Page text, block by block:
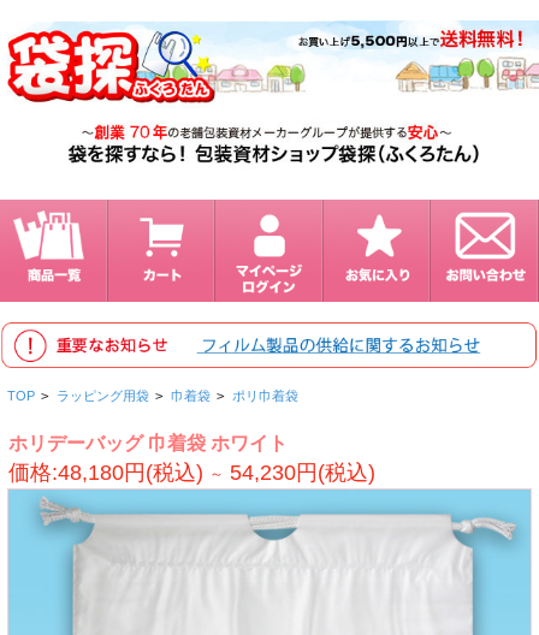
TOP > ラッピング用袋 > 巾着袋 > ポリ巾着袋
ホリデーバッグ 巾着袋 ホワイト
価格:48,180円(税込) ～ 54,230円(税込)